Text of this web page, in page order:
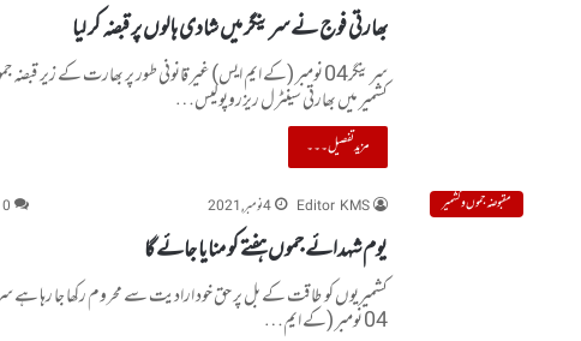
بھارتی فوج نے سرینگر میں شادی ہالوں پر قبضہ کر لیا
سرینگر04 نومبر (کے ایم ایس) غیر قانونی طور پر بھارت کے زیر قبضہ
کشمیر میں بھارتی سینٹرل ریزروپولیس…
مزید تفصیل۔۔۔
مقبوضہ جموں و کشمیر Editor KMS 4 نومبر, 2021 0
یوم شہدائے جموں ہفتے کو منایا جائے گا
کشمیریوں کو طاقت کے بل پر حق خود ارادیت سے محروم رکھا جا رہا ہے
04 نومبر (کے ایم…